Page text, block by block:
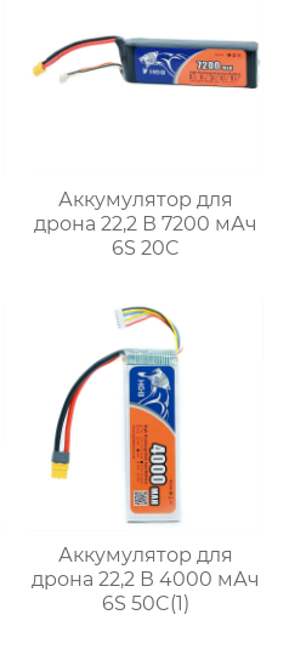
Аккумулятор для
дрона 22,2 В 7200 мАч
6S 20C
Аккумулятор для
дрона 22,2 В 4000 мАч
6S 50C(1)